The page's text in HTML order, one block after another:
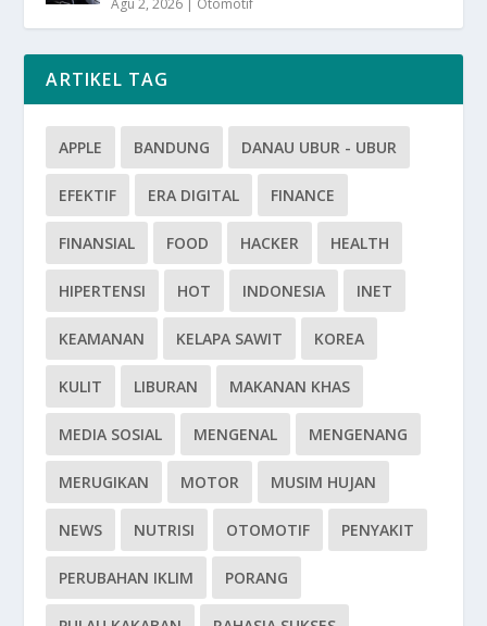
ARTIKEL TAG
APPLE BANDUNG DANAU UBUR - UBUR
EFEKTIF ERA DIGITAL FINANCE
FINANSIAL FOOD HACKER HEALTH
HIPERTENSI HOT INDONESIA INET
KEAMANAN KELAPA SAWIT KOREA
KULIT LIBURAN MAKANAN KHAS
MEDIA SOSIAL MENGENAL MENGENANG
MERUGIKAN MOTOR MUSIM HUJAN
NEWS NUTRISI OTOMOTIF PENYAKIT
PERUBAHAN IKLIM PORANG